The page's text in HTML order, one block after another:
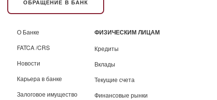
ОБРАЩЕНИЕ В БАНК
О Банке
FATCA /CRS
Новости
Карьера в банке
Залоговое имущество
ФИЗИЧЕСКИМ ЛИЦАМ
Кредиты
Вклады
Текущие счета
Финансовые рынки